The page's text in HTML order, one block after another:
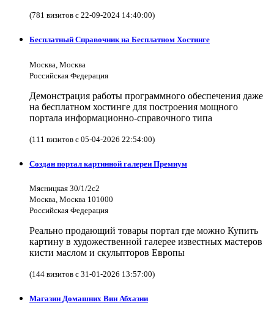
(781 визитов с 22-09-2024 14:40:00)
Бесплатный Справочник на Бесплатном Хостинге
Москва, Москва
Российская Федерация
Демонстрация работы программного обеспечения даже
на бесплатном хостинге для построения мощного
портала информационно-справочного типа
(111 визитов с 05-04-2026 22:54:00)
Создан портал картинной галереи Премиум
Мясницкая 30/1/2с2
Москва, Москва 101000
Российская Федерация
Реально продающий товары портал где можно Купить
картину в художественной галерее известных мастеров
кисти маслом и скульпторов Европы
(144 визитов с 31-01-2026 13:57:00)
Магазин Домашних Вин Абхазии